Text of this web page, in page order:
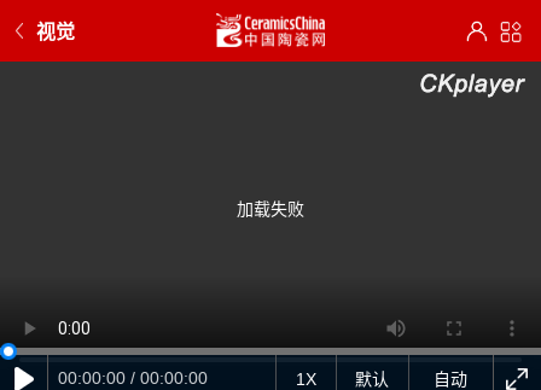
视觉
自动
1X 默认
00:00:00 / 00:00:00
加载失败